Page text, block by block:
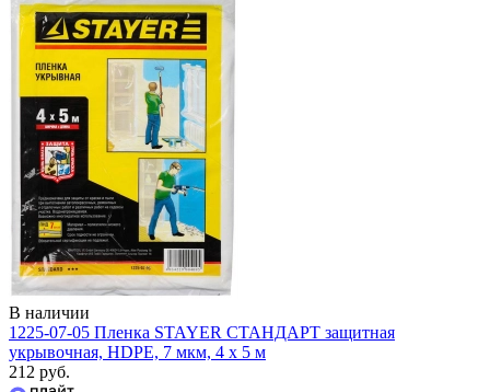
В наличии
1225-07-05 Пленка STAYER СТАНДАРТ защитная
укрывочная, HDPE, 7 мкм, 4 х 5 м
212 руб.